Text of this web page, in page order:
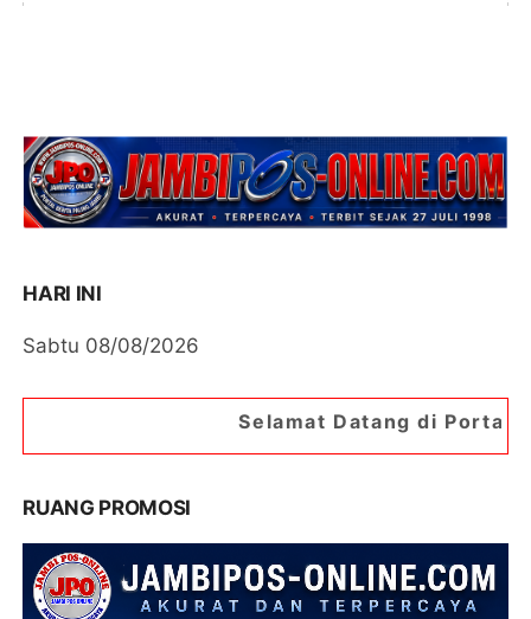
HARI INI
Sabtu 08/08/2026
Selamat Datang di Portal Berita
RUANG PROMOSI